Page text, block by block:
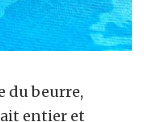
du beurre,
entier et